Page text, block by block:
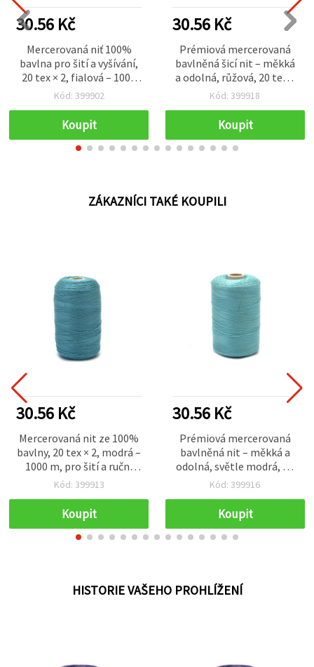
30.56 Kč
Mercerovaná niť 100%
bavlna pro šití a vyšívání,
20 tex × 2, fialová – 1000
m
Kód: 399902
Koupit
30.56 Kč
Prémiová mercerovaná
bavlněná šicí nit – měkká
a odolná, růžová, 20 tex ×
2, cívka 1000 m pro jemné
Kód: 399918
Koupit
ZÁKAZNÍCI TAKÉ KOUPILI
30.56 Kč
Mercerovaná nit ze 100%
bavlny, 20 tex × 2, modrá –
1000 m, pro šití a ruční
práce
Kód: 399913
Koupit
30.56 Kč
Prémiová mercerovaná
bavlněná nit – měkká a
odolná, světle modrá, 20
tex x 2, cívka 1000 m pro
Kód: 399916
Koupit
HISTORIE VAŠEHO PROHLÍŽENÍ